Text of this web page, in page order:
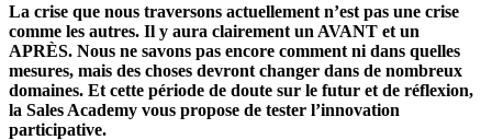
La crise que nous traversons actuellement n’est pas une crise
comme les autres. Il y aura clairement un AVANT et un
APRÈS. Nous ne savons pas encore comment ni dans quelles
mesures, mais des choses devront changer dans de nombreux
domaines. Et cette période de doute sur le futur et de réflexion,
la Sales Academy vous propose de tester l’innovation
participative.